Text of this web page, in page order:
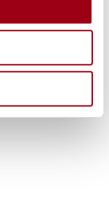
2025:
la
e
di
27